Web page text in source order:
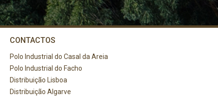
CONTACTOS
Polo Industrial do Casal da Areia
Polo Industrial do Facho
Distribuição Lisboa
Distribuição Algarve